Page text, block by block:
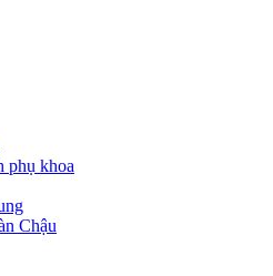
phụ khoa
Chậu